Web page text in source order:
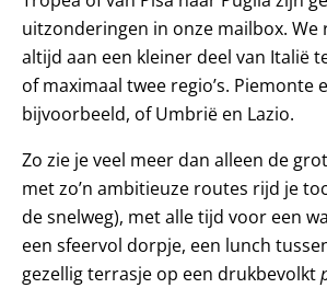
uitzonderingen in onze mailbox. We
altijd aan een kleiner deel van Italië
of maximaal twee regio’s. Piemonte
bijvoorbeeld, of Umbrië en Lazio.
Zo zie je veel meer dan alleen de
met zo’n ambitieuze routes rijd je
de snelweg), met alle tijd voor een
een sfeervol dorpje, een lunch
gezellig terrasje op een drukbevolkt